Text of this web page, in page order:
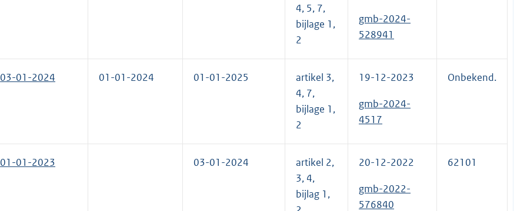
4, 5, 7,
bijlage 1,
2
gmb-2024-
528941
03-01-2024 01-01-2024 01-01-2025
artikel 3,
4, 7,
bijlage 1,
2
19-12-2023
gmb-2024-
4517
Onbekend.
01-01-2023 03-01-2024
artikel 2,
3, 4,
bijlag 1,
20-12-2022
gmb-2022-
576840
62101